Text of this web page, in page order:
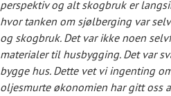
perspektiv og alt skogbruk er
hvor tanken om sjølberging var
og skogbruk. Det var ikke noen
materialer til husbygging. Det var
bygge hus. Dette vet vi ingenting
oljesmurte økonomien har gitt oss